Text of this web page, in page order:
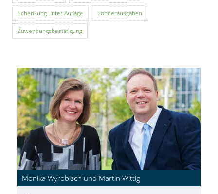
Schenkung unter Auflage Sonderausgaben
Zuwendungsbestätigung
Monika Wyrobisch und Martin Wittig